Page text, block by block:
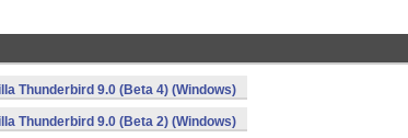
Thunderbird 9.0 (Beta 4) (Windows)
Thunderbird 9.0 (Beta 2) (Windows)